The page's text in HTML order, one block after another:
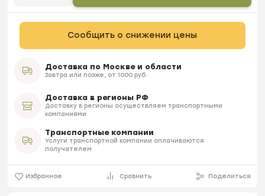
Сообщить о снижении цены
Доставка по Москве и области
Завтра или позже, от 1000 руб.
Доставка в регионы РФ
Доставку в регионы осуществляем транспортными
компаниями
Транспортные компании
Услуги транспортной компании оплачиваются
получателем
Избранное Сравнить Поделиться